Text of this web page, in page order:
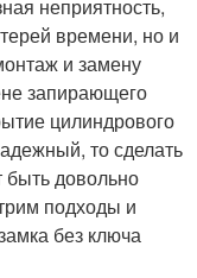
неприятность,
времени, но и
и замену
запирающего
цилиндрового
то сделать
быть довольно
подходы и
без ключа